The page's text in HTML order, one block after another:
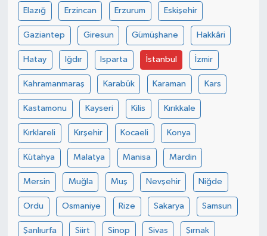
Elazığ Erzincan Erzurum Eskişehir
Gaziantep Giresun Gümüşhane Hakkâri
Hatay Iğdır Isparta İstanbul İzmir
Kahramanmaraş Karabük Karaman Kars
Kastamonu Kayseri Kilis Kırıkkale
Kırklareli Kırşehir Kocaeli Konya
Kütahya Malatya Manisa Mardin
Mersin Muğla Muş Nevşehir Niğde
Ordu Osmaniye Rize Sakarya Samsun
Şanlıurfa Siirt Sinop Sivas Şırnak